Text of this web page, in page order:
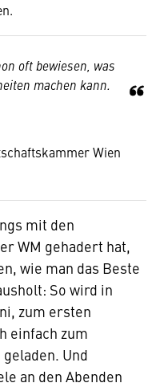
oft bewiesen, was
machen kann.
Wien
mit den
WM gehadert hat,
wie man das Beste
So wird in
zum ersten
einfach zum
Und
an den Abenden